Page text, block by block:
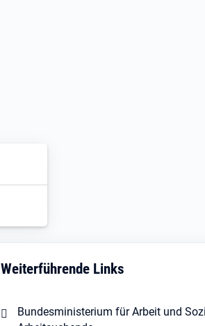
Weiterführende Links
Bundesministerium für Arbeit und